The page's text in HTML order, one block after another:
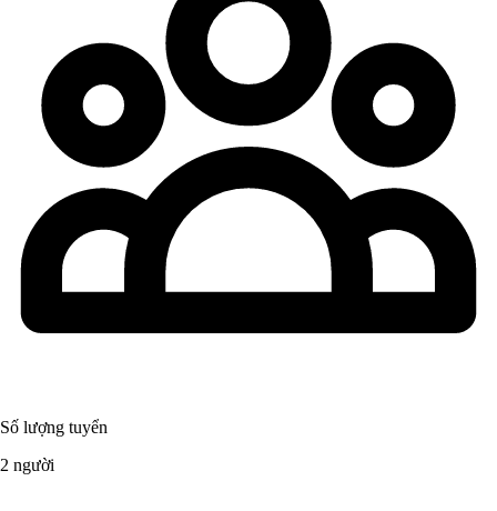
Số lượng tuyển
2 người